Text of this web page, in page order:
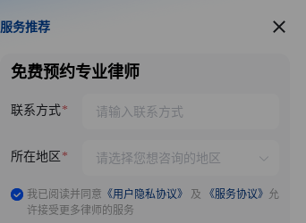
服务推荐
服务推荐
免费预约专业律师
联系方式
所在地区
我已阅读并同意 《用户隐私协议》 及 《服务协议》 允
许接受更多律师的服务